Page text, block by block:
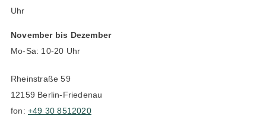
Uhr
November bis Dezember
Mo-Sa: 10-20 Uhr
Rheinstraße 59
12159 Berlin-Friedenau
fon: +49 30 8512020